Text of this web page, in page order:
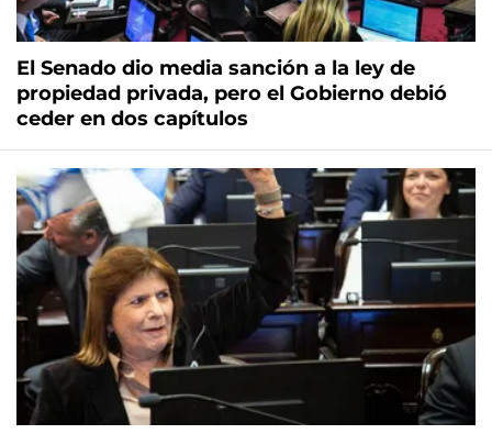
El Senado dio media sanción a la ley de
propiedad privada, pero el Gobierno debió
ceder en dos capítulos